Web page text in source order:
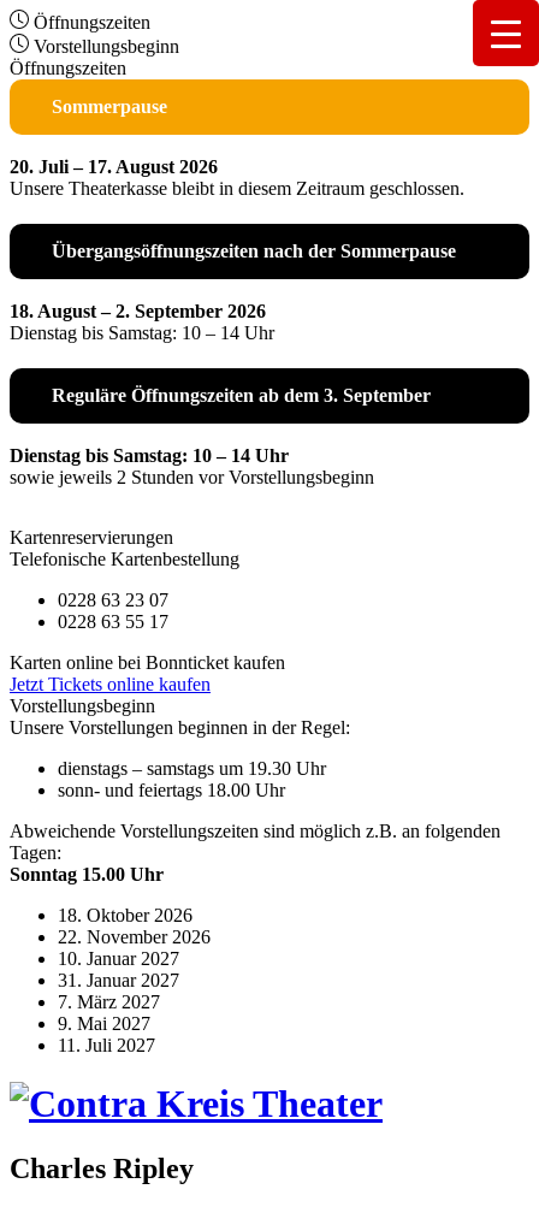
Öffnungszeiten
Vorstellungsbeginn
Öffnungszeiten
Sommerpause
20. Juli – 17. August 2026
Unsere Theaterkasse bleibt in diesem Zeitraum geschlossen.
Übergangsöffnungszeiten nach der Sommerpause
18. August – 2. September 2026
Dienstag bis Samstag: 10 – 14 Uhr
Reguläre Öffnungszeiten ab dem 3. September
Dienstag bis Samstag: 10 – 14 Uhr
sowie jeweils 2 Stunden vor Vorstellungsbeginn
Kartenreservierungen
Telefonische Kartenbestellung
0228 63 23 07
0228 63 55 17
Karten online bei Bonnticket kaufen
Jetzt Tickets online kaufen
Vorstellungsbeginn
Unsere Vorstellungen beginnen in der Regel:
dienstags – samstags um 19.30 Uhr
sonn- und feiertags 18.00 Uhr
Abweichende Vorstellungszeiten sind möglich z.B. an folgenden
Tagen:
Sonntag 15.00 Uhr
18. Oktober 2026
22. November 2026
10. Januar 2027
31. Januar 2027
7. März 2027
9. Mai 2027
11. Juli 2027
Charles Ripley